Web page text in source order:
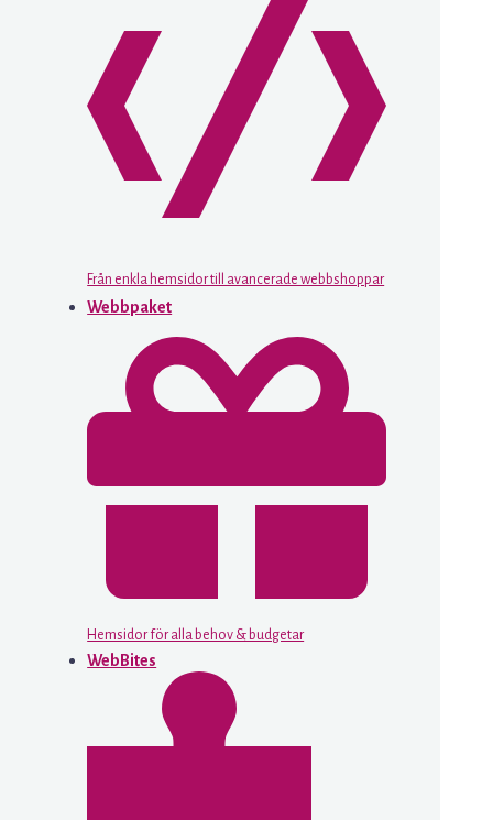
Från enkla hemsidor till avancerade webbshoppar
Webbpaket
Hemsidor för alla behov & budgetar
WebBites